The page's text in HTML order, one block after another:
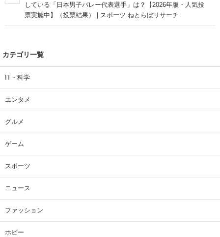
している「日本男子バレー代表選手」は？【2026年版・人気投
票実施中】（投票結果） | スポーツ ねとらぼリサーチ
カテゴリ一覧
IT・科学
エンタメ
グルメ
ゲーム
スポーツ
ニュース
ファッション
ホビー